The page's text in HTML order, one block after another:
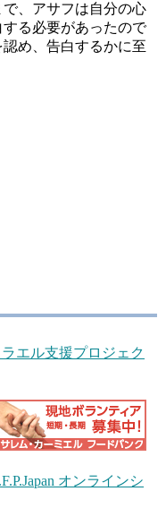
、アサフは自分の心
る必要があったので
め、告白するかに至